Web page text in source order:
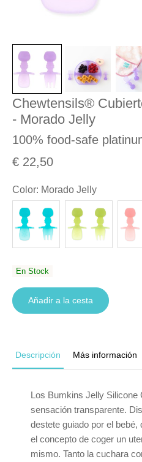
Chewtensils®
- Morado Jelly
100% food-safe
€ 22,50
Color: Morado Jelly
En Stock
Añadir a la cesta
Descripción Más información
Los Bumkins Jelly Silicone
sensación transparente.
destete guiado por el bebé,
el concepto de coger un
mismo. Tanto la cuchara